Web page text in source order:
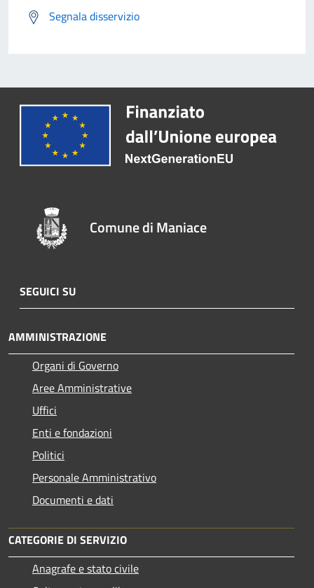
Segnala disservizio
Comune di Maniace
SEGUICI SU
AMMINISTRAZIONE
Organi di Governo
Aree Amministrative
Uffici
Enti e fondazioni
Politici
Personale Amministrativo
Documenti e dati
CATEGORIE DI SERVIZIO
Anagrafe e stato civile